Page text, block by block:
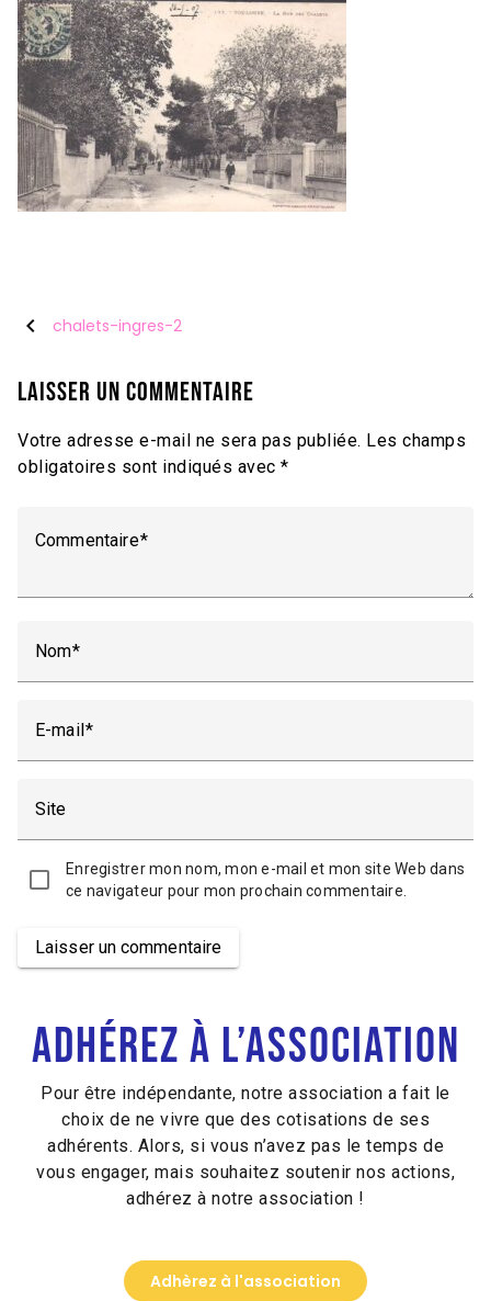
chevron_left chalets-ingres-2
Laisser un commentaire
Votre adresse e-mail ne sera pas publiée. Les champs
obligatoires sont indiqués avec *
Commentaire
Nom
E-mail
Site
Enregistrer mon nom, mon e-mail et mon site Web dans
ce navigateur pour mon prochain commentaire.
Laisser un commentaire
Adhérez à l’association
Pour être indépendante, notre association a fait le
choix de ne vivre que des cotisations de ses
adhérents. Alors, si vous n’avez pas le temps de
vous engager, mais souhaitez soutenir nos actions,
adhérez à notre association !
Adhèrez à l'association